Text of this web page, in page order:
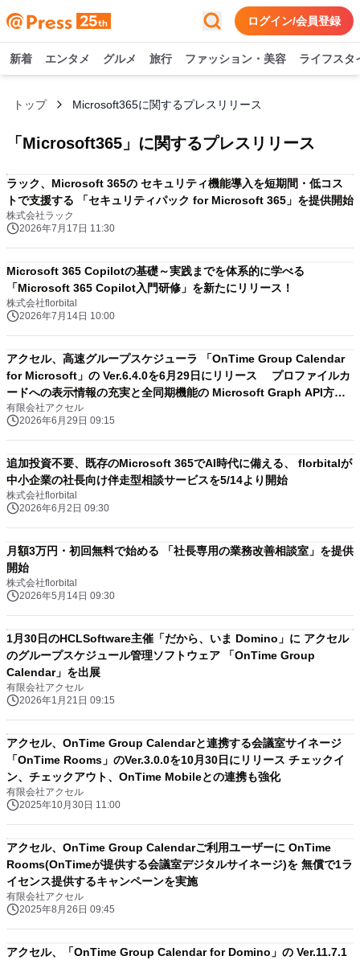
ログイン/会員登録
新着 エンタメ グルメ 旅行 ファッション・美容 ライフスタ
トップ Microsoft365に関するプレスリリース
「 Microsoft365 」に関するプレスリリース
ラック、Microsoft 365の セキュリティ機能導入を短期間・低コス
トで支援する 「セキュリティパック for Microsoft 365」を提供開始
株式会社ラック
2026年7月17日 11:30
Microsoft 365 Copilotの基礎～実践までを体系的に学べる
「Microsoft 365 Copilot入門研修」を新たにリリース！
株式会社florbital
2026年7月14日 10:00
アクセル、高速グループスケジューラ 「OnTime Group Calendar
for Microsoft」の Ver.6.4.0を6月29日にリリース プロファイルカ
ードへの表示情報の充実と全同期機能の Microsoft Graph API方式
への対応を行う
有限会社アクセル
2026年6月29日 09:15
追加投資不要、既存のMicrosoft 365でAI時代に備える、 florbitalが
中小企業の社長向け伴走型相談サービスを5/14より開始
株式会社florbital
2026年6月2日 09:30
月額3万円・初回無料で始める 「社長専用の業務改善相談室」を提供
開始
株式会社florbital
2026年5月14日 09:30
1月30日のHCLSoftware主催「だから、いま Domino」に アクセル
のグループスケジュール管理ソフトウェア 「OnTime Group
Calendar」を出展
有限会社アクセル
2026年1月21日 09:15
アクセル、OnTime Group Calendarと連携する会議室サイネージ
「OnTime Rooms」のVer.3.0.0を10月30日にリリース チェックイ
ン、チェックアウト、OnTime Mobileとの連携も強化
有限会社アクセル
2025年10月30日 11:00
アクセル、OnTime Group Calendarご利用ユーザーに OnTime
Rooms(OnTimeが提供する会議室デジタルサイネージ)を 無償で1ラ
イセンス提供するキャンペーンを実施
有限会社アクセル
2025年8月26日 09:45
アクセル、「OnTime Group Calendar for Domino」の Ver.11.7.1